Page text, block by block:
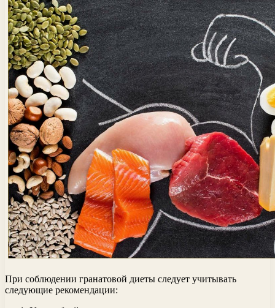
При соблюдении гранатовой диеты следует учитывать
следующие рекомендации: